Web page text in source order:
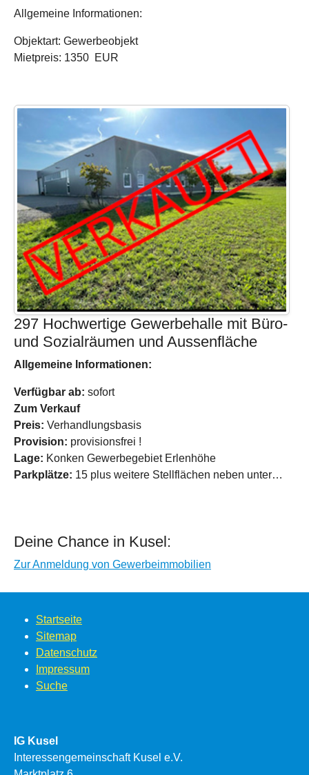
Allgemeine Informationen:
Objektart: Gewerbeobjekt
Mietpreis: 1350 EUR
297 Hochwertige Gewerbehalle mit Büro-
und Sozialräumen und Aussenfläche
Allgemeine Informationen:
Verfügbar ab: sofort
Zum Verkauf
Preis: Verhandlungsbasis
Provision: provisionsfrei !
Lage: Konken Gewerbegebiet Erlenhöhe
Parkplätze: 15 plus weitere Stellflächen neben unter…
Deine Chance in Kusel:
Zur Anmeldung von Gewerbeimmobilien
Startseite
Sitemap
Datenschutz
Impressum
Suche
IG Kusel
Interessengemeinschaft Kusel e.V.